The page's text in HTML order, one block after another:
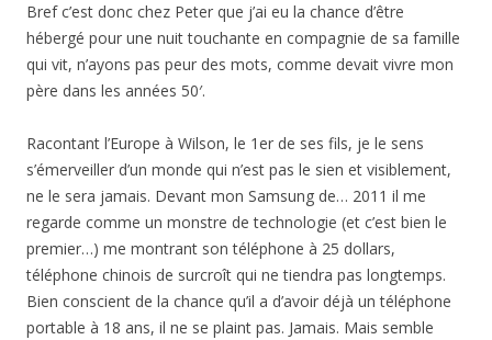
Bref c’est donc chez Peter que j’ai eu la chance d’être
hébergé pour une nuit touchante en compagnie de sa famille
qui vit, n’ayons pas peur des mots, comme devait vivre mon
père dans les années 50′.
Racontant l’Europe à Wilson, le 1er de ses fils, je le sens
s’émerveiller d’un monde qui n’est pas le sien et visiblement,
ne le sera jamais. Devant mon Samsung de… 2011 il me
regarde comme un monstre de technologie (et c’est bien le
premier…) me montrant son téléphone à 25 dollars,
téléphone chinois de surcroît qui ne tiendra pas longtemps.
Bien conscient de la chance qu’il a d’avoir déjà un téléphone
portable à 18 ans, il ne se plaint pas. Jamais. Mais semble